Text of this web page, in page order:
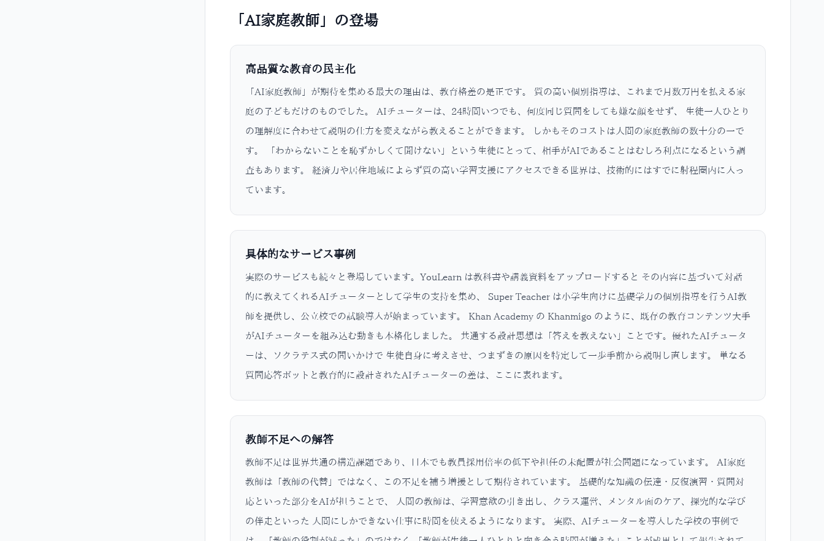
「AI家庭教師」の登場
高品質な教育の民主化
「AI家庭教師」が期待を集める最大の理由は、教育格差の是正です。 質の高い個別指導は、これまで月数万円を払える家
庭の子どもだけのものでした。 AIチューターは、24時間いつでも、何度同じ質問をしても嫌な顔をせず、 生徒一人ひとり
の理解度に合わせて説明の仕方を変えながら教えることができます。 しかもそのコストは人間の家庭教師の数十分の一で
す。 「わからないことを恥ずかしくて聞けない」という生徒にとって、相手がAIであることはむしろ利点になるという調
査もあります。 経済力や居住地域によらず質の高い学習支援にアクセスできる世界は、技術的にはすでに射程圏内に入っ
ています。
具体的なサービス事例
実際のサービスも続々と登場しています。YouLearn は教科書や講義資料をアップロードすると その内容に基づいて対話
的に教えてくれるAIチューターとして学生の支持を集め、 Super Teacher は小学生向けに基礎学力の個別指導を行うAI教
師を提供し、公立校での試験導入が始まっています。 Khan Academy の Khanmigo のように、既存の教育コンテンツ大手
がAIチューターを組み込む動きも本格化しました。 共通する設計思想は「答えを教えない」ことです。優れたAIチュータ
ーは、ソクラテス式の問いかけで 生徒自身に考えさせ、つまずきの原因を特定して一歩手前から説明し直します。 単なる
質問応答ボットと教育的に設計されたAIチューターの差は、ここに表れます。
教師不足への解答
教師不足は世界共通の構造課題であり、日本でも教員採用倍率の低下や担任の未配置が社会問題になっています。 AI家庭
教師は「教師の代替」ではなく、この不足を補う増援として期待されています。 基礎的な知識の伝達・反復演習・質問対
応といった部分をAIが担うことで、 人間の教師は、学習意欲の引き出し、クラス運営、メンタル面のケア、探究的な学び
の伴走といった 人間にしかできない仕事に時間を使えるようになります。 実際、AIチューターを導入した学校の事例で